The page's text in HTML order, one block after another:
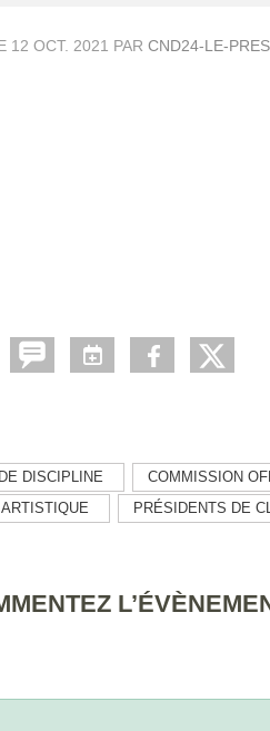
12 OCT. 2021 PAR CND24-LE-
DISCIPLINE COMMISSION
ARTISTIQUE PRÉSIDENTS DE